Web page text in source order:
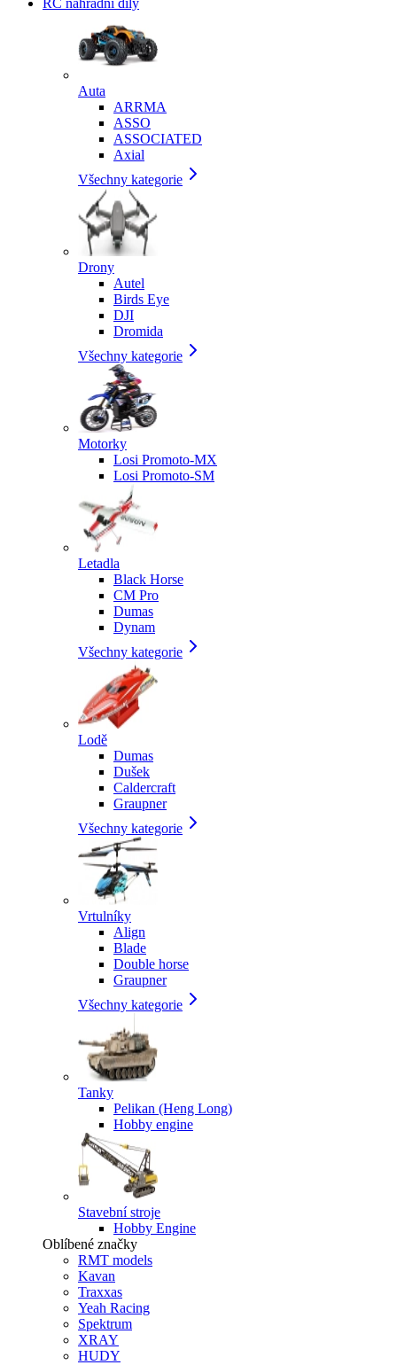
RC náhradní díly
Auta
ARRMA
ASSO
ASSOCIATED
Axial
Všechny kategorie
Drony
Autel
Birds Eye
DJI
Dromida
Všechny kategorie
Motorky
Losi Promoto-MX
Losi Promoto-SM
Letadla
Black Horse
CM Pro
Dumas
Dynam
Všechny kategorie
Lodě
Dumas
Dušek
Caldercraft
Graupner
Všechny kategorie
Vrtulníky
Align
Blade
Double horse
Graupner
Všechny kategorie
Tanky
Pelikan (Heng Long)
Hobby engine
Stavební stroje
Hobby Engine
Oblíbené značky
RMT models
Kavan
Traxxas
Yeah Racing
Spektrum
XRAY
HUDY